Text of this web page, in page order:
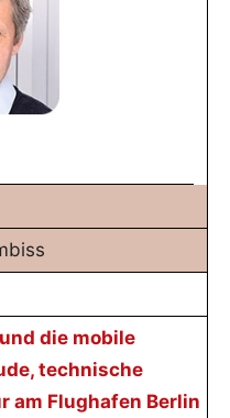
die mobile
technische
am Flughafen Berlin